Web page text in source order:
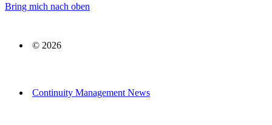
Bring mich nach oben
© 2026
Continuity Management News